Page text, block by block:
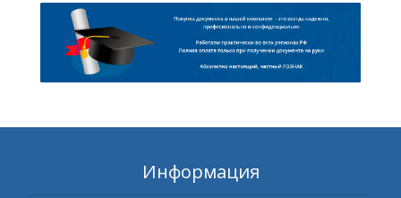
Информация